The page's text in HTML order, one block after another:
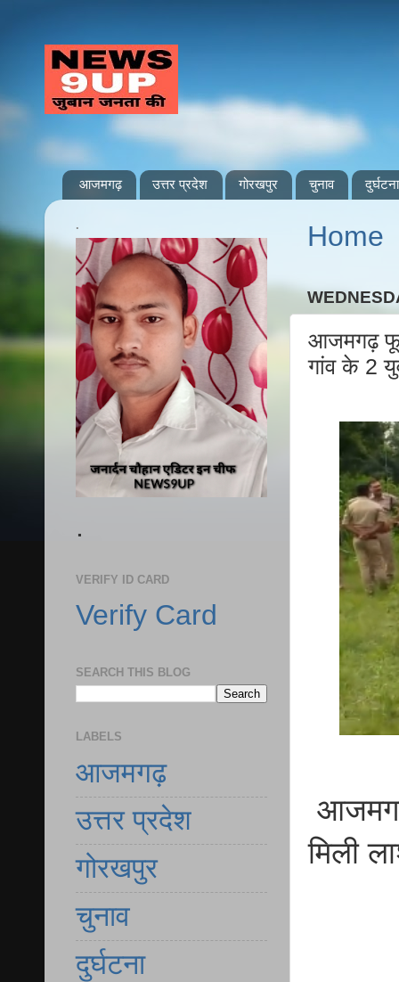
आजमगढ़ उत्तर प्रदेश गोरखपुर चुनाव दुर्घटना
Home
आजमगढ़
गांव के 2
मिली
.
.
VERIFY ID CARD
Verify Card
SEARCH THIS BLOG
LABELS
आजमगढ़
उत्तर प्रदेश
गोरखपुर
चुनाव
दुर्घटना